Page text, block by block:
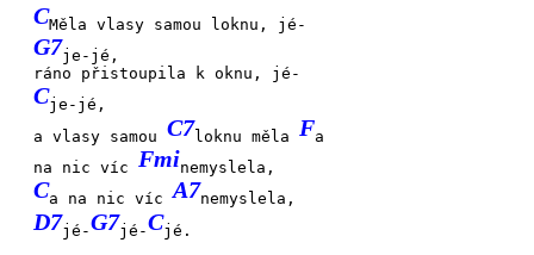
CMěla vlasy samou loknu, jé-
G7je-jé,
ráno přistoupila k oknu, jé-
Cje-jé,
a vlasy samou C7loknu mělaFa
na nic víc Fminemyslela,
Ca na nic vícA7nemyslela,
D7jé-G7jé-Cjé.